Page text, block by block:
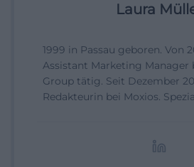
Laura
1999 in Passau geboren. Von
Assistant Marketing Manager
Group tätig. Seit Dezember
Redakteurin bei Moxios.